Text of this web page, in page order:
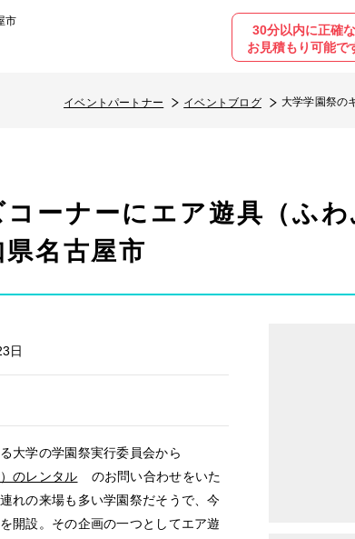
市
30分以内に正確な
お見積もり可能で
イベントパートナー イベントブログ 大学学園祭の
ーナーにエア遊具（ふ
名古屋市
日
大学の学園祭実行委員会から
のレンタル
のお問い合わせをいた
れの来場も多い学園祭だそうで、今
開設。その企画の一つとしてエア遊